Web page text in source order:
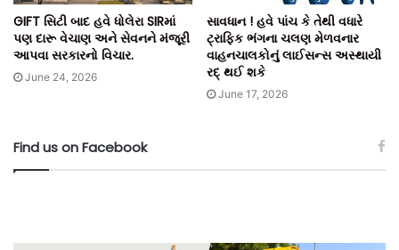
GIFT સિટી બાદ હવે ધોલેરા SIRમાં
પણ દારૂ વેચાણ અને સેવનને મંજૂરી
આપવા સરકારનો વિચાર.
June 24, 2026
સાવધાન ! હવે પાંચ કે તેથી વધારે
ટ્રાફિક ભંગના ચલણ મેળવનાર
વાહનચાલકોનું લાઈસન્સ અસ્થાયી
રદ્ થઈ શકે
June 17, 2026
Find us on Facebook